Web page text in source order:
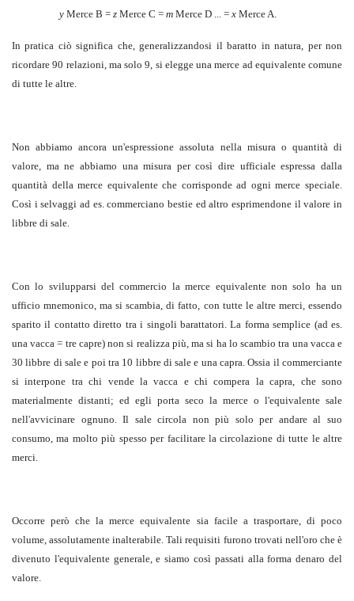
y Merce B = z Merce C = m Merce D ... = x Merce A.
In pratica ciò significa che, generalizzandosi il baratto in natura, per non
ricordare 90 relazioni, ma solo 9, si elegge una merce ad equivalente comune
di tutte le altre.
Non abbiamo ancora un'espressione assoluta nella misura o quantità di
valore, ma ne abbiamo una misura per così dire ufficiale espressa dalla
quantità della merce equivalente che corrisponde ad ogni merce speciale.
Così i selvaggi ad es. commerciano bestie ed altro esprimendone il valore in
libbre di sale.
Con lo svilupparsi del commercio la merce equivalente non solo ha un
ufficio mnemonico, ma si scambia, di fatto, con tutte le altre merci, essendo
sparito il contatto diretto tra i singoli barattatori. La forma semplice (ad es.
una vacca = tre capre) non si realizza più, ma si ha lo scambio tra una vacca e
30 libbre di sale e poi tra 10 libbre di sale e una capra. Ossia il commerciante
si interpone tra chi vende la vacca e chi compera la capra, che sono
materialmente distanti; ed egli porta seco la merce o l'equivalente sale
nell'avvicinare ognuno. Il sale circola non più solo per andare al suo
consumo, ma molto più spesso per facilitare la circolazione di tutte le altre
merci.
Occorre però che la merce equivalente sia facile a trasportare, di poco
volume, assolutamente inalterabile. Tali requisiti furono trovati nell'oro che è
divenuto l'equivalente generale, e siamo così passati alla forma denaro del
valore.